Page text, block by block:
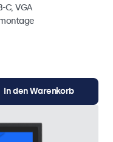
C, VGA
In den Warenkorb